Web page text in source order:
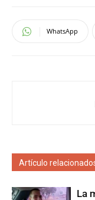
WhatsApp
Artículo
La